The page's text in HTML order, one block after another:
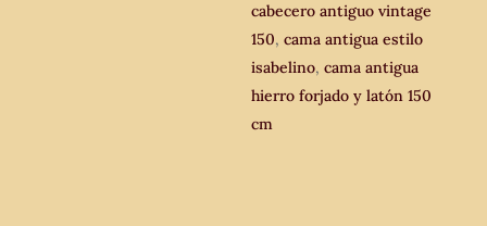
cabecero antiguo vintage
150,cama antigua estilo
isabelino,cama antigua
hierro forjado y latón 150
cm